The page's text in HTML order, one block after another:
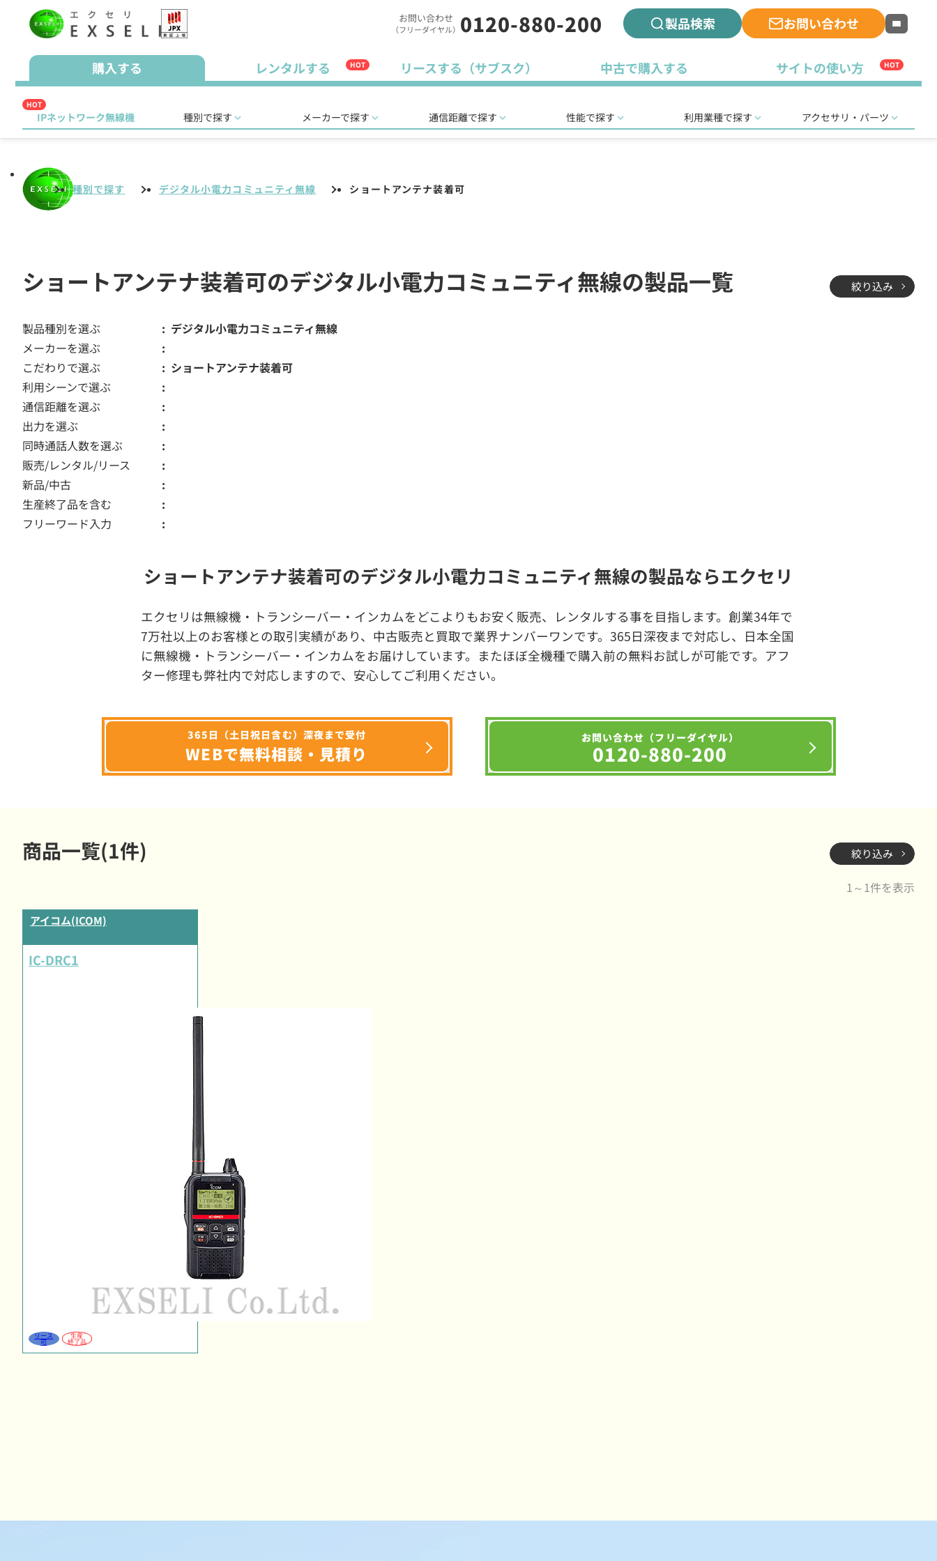
お問い合わせ
（フリーダイヤル） 0120-880-200 製品検索 お問い合わせ
購入する レンタルする HOT リースする（サブスク） 中古で購入する サイトの使い方 HOT
HOT
IPネットワーク無線機 種別で探す メーカーで探す 通信距離で探す 性能で探す 利用業種で探す アクセサリ・パーツ
種別で探す デジタル小電力コミュニティ無線 ショートアンテナ装着可
ショートアンテナ装着可のデジタル小電力コミュニティ無線の製品一覧 絞り込み
製品種別を選ぶ
デジタル小電力コミュニティ無線
メーカーを選ぶ
こだわりで選ぶ
ショートアンテナ装着可
利用シーンで選ぶ
通信距離を選ぶ
出力を選ぶ
同時通話人数を選ぶ
販売/レンタル/リース
新品/中古
生産終了品を含む
フリーワード入力
ショートアンテナ装着可のデジタル小電力コミュニティ無線の製品ならエクセリ
エクセリは無線機・トランシーバー・インカムをどこよりもお安く販売、レンタルする事を目指します。創業34年で
7万社以上のお客様との取引実績があり、中古販売と買取で業界ナンバーワンです。365日深夜まで対応し、日本全国
に無線機・トランシーバー・インカムをお届けしています。またほぼ全機種で購入前の無料お試しが可能です。アフ
ター修理も弊社内で対応しますので、安心してご利用ください。
365日（土日祝日含む）深夜まで受付
WEBで無料相談・見積り
お問い合わせ（フリーダイヤル）
0120-880-200
商品一覧(1件) 絞り込み
1～1件を表示
アイコム(ICOM)
IC-DRC1
リース
可
生産
終了品